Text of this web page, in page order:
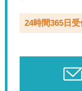
24時間365日受